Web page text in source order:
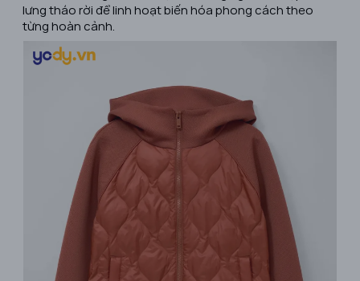
lưng tháo rời để linh hoạt biến hóa phong cách theo
từng hoàn cảnh.